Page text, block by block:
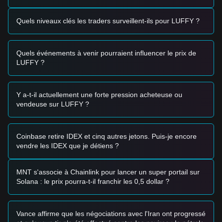
Zone d'achat potentielle
• Si le prix de Luffy approche le niveau de support de
0,0000259 $
et affiche un signal de rebond, cela pourrait
présenter une opportunité d'achat à court terme.
significatif, cela pourrait confirmer le début d'une nouvelle
tendance haussière.
• Si le prix de Luffy tombe en dessous de0,0000255 $, le
marché pourrait entrer dans une phase de correction à court
terme plus profonde, potentiellement testant le niveau de
Stratégie d'achat
Investisseurs prudents
• Attendez que le prix se stabilise avec succès au-dessus de
nouveau test.
• Sinon, recherchez des opportunités d'achat par lots près
de la zone de support de 0,0000259 $.
• Si le prix franchit la barrière de0,0000269 $, une nouvelle
prix initial de0,0000274 $.
Quels niveaux clés les traders surveillent-ils pour LUFFY ?
Quels événements à venir pourraient influencer le prix de
LUFFY ?
Y a-t-il actuellement une forte pression acheteuse ou
vendeuse sur LUFFY ?
Coinbase retire IDEX et cinq autres jetons. Puis-je encore
vendre les IDEX que je détiens ?
MNT s'associe à Chainlink pour lancer un super portail sur
Solana : le prix pourra-t-il franchir les 0,5 dollar ?
Vance affirme que les négociations avec l'Iran ont progressé